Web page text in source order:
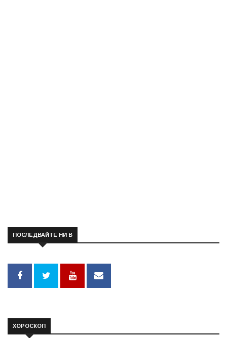
ПОСЛЕДВАЙТЕ НИ В
ХОРОСКОП